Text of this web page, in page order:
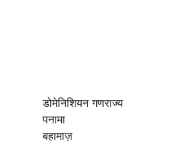
डोमेनिशियन गणराज्य
पनामा
बहामाज़